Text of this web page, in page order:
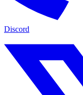
Discord